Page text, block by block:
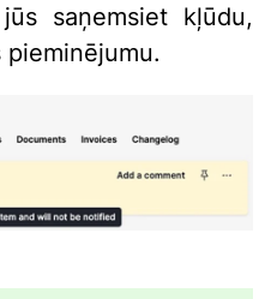
saņemsiet kļūdu,